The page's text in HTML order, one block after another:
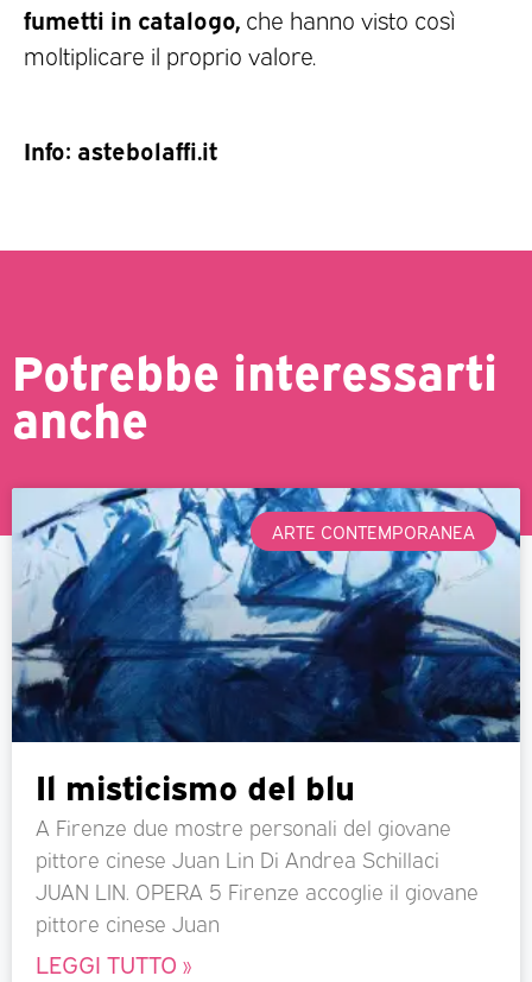
fumetti in catalogo, che hanno visto così
moltiplicare il proprio valore.
Info: astebolaffi.it
Potrebbe interessarti
anche
ARTE CONTEMPORANEA
Il misticismo del blu
A Firenze due mostre personali del giovane
pittore cinese Juan Lin Di Andrea Schillaci
JUAN LIN. OPERA 5 Firenze accoglie il giovane
pittore cinese Juan
LEGGI TUTTO »